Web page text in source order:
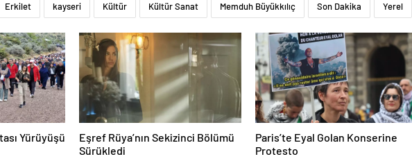
Erkilet kayseri Kültür Kültür Sanat Memduh Büyükkılıç Son Dakika Yerel
Yürüyüşü
Eşref Rüya’nın Sekizinci Bölümü
Sürükledi
Paris’te Eyal Golan Konserine
Protesto